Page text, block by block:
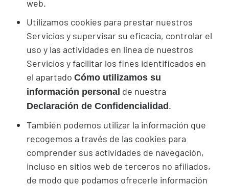
web.
Utilizamos cookies para prestar nuestros
Servicios y supervisar su eficacia, controlar el
uso y las actividades en línea de nuestros
Servicios y facilitar los fines identificados en
el apartado Cómo utilizamos su
información personal de nuestra
Declaración de Confidencialidad .
También podemos utilizar la información que
recogemos a través de las cookies para
comprender sus actividades de navegación,
incluso en sitios web de terceros no afiliados,
de modo que podamos ofrecerle información